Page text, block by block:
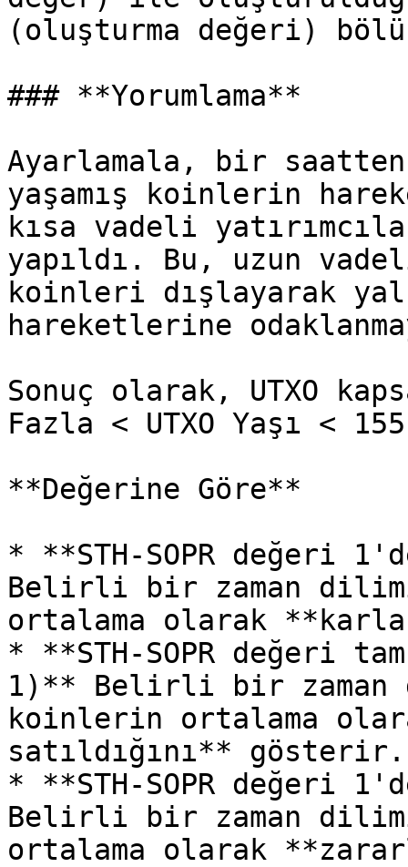
(oluşturma değeri)
### **Yorumlama**
Ayarlamala, bir
yaşamış koinlerin
kısa vadeli
yapıldı. Bu, uzun
koinleri dışlayarak
hareketlerine
Sonuç olarak, UTXO
Fazla < UTXO Yaşı <
**Değerine Göre**
* **STH-SOPR değeri
Belirli bir zaman
ortalama olarak
* **STH-SOPR değeri
1)** Belirli bir zaman
koinlerin ortalama
satıldığını** gösterir.
* **STH-SOPR değeri
Belirli bir zaman
ortalama olarak